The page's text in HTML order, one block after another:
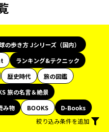
の歩き方 Jシリーズ（国内）
ランキング&テクニック
歴史時代
旅の図鑑
旅の名言＆絶景
み物 BOOKS
D-Books
絞り込み条件を追加